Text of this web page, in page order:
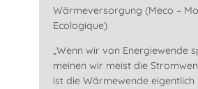
Wärmeversorgung (Meco –
Ecologique)
„Wenn wir von Energiewende
meinen wir meist die
ist die Wärmewende eigentlich